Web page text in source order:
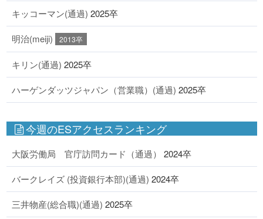
キッコーマン(通過) 2025卒
明治(meiji) 2013卒
キリン(通過) 2025卒
ハーゲンダッツジャパン（営業職）(通過) 2025卒
今週のESアクセスランキング
大阪労働局 官庁訪問カード（通過） 2024卒
バークレイズ (投資銀行本部)(通過) 2024卒
三井物産(総合職)(通過) 2025卒